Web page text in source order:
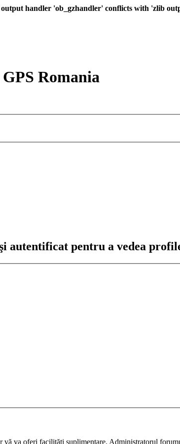
handler 'ob_gzhandler' conflicts with 'zlib
Romania
autentificat pentru a vedea
va oferi facilităţi suplimentare. Administratorul